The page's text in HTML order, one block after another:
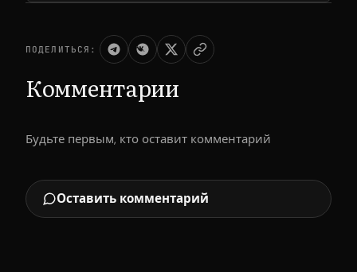
ПОДЕЛИТЬСЯ:
Комментарии
Будьте первым, кто оставит комментарий
Оставить комментарий